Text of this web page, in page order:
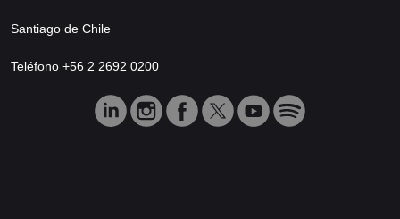
Santiago de Chile
Teléfono +56 2 2692 0200